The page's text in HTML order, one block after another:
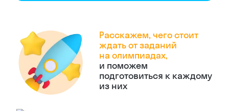
Расскажем, чего стоит
ждать от заданий
на олимпиадах,
и поможем
подготовиться к каждому
из них